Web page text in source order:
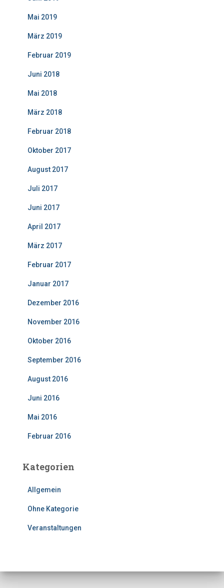
Mai 2019
März 2019
Februar 2019
Juni 2018
Mai 2018
März 2018
Februar 2018
Oktober 2017
August 2017
Juli 2017
Juni 2017
April 2017
März 2017
Februar 2017
Januar 2017
Dezember 2016
November 2016
Oktober 2016
September 2016
August 2016
Juni 2016
Mai 2016
Februar 2016
Kategorien
Allgemein
Ohne Kategorie
Veranstaltungen